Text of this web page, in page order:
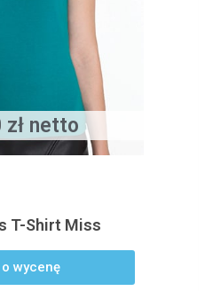
zł netto
T-Shirt Miss
wycenę